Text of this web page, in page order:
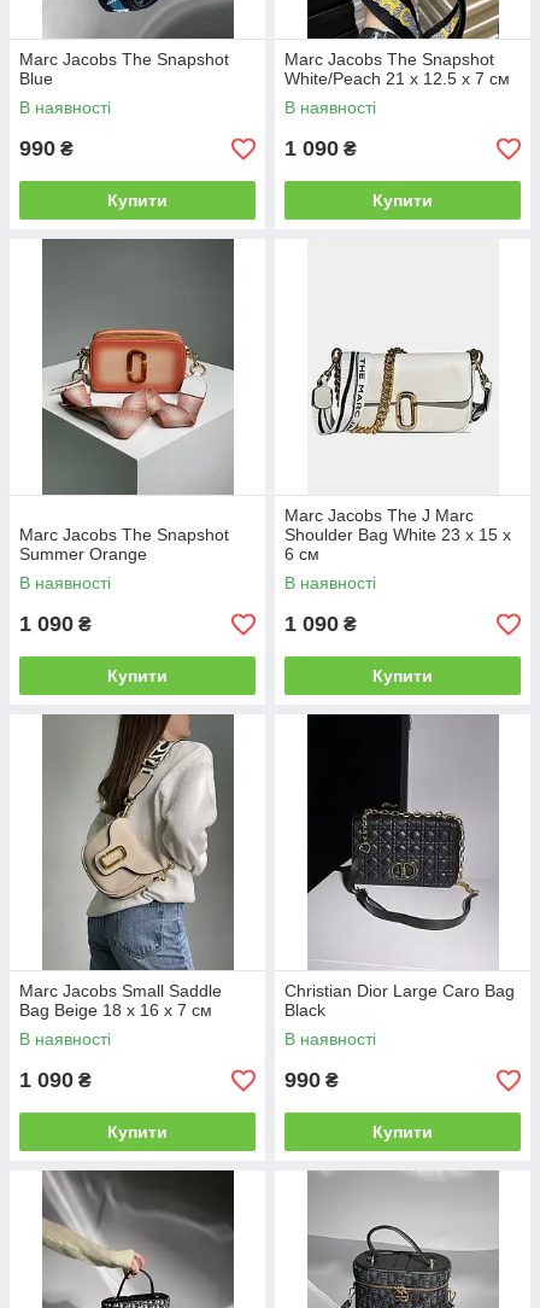
Marc Jacobs The Snapshot
Blue
В наявності
990 ₴
Купити
Marc Jacobs The Snapshot
White/Peach 21 х 12.5 х 7 см
В наявності
1 090 ₴
Купити
Marc Jacobs The Snapshot
Summer Orange
В наявності
1 090 ₴
Купити
Marc Jacobs The J Marc
Shoulder Bag White 23 х 15 х
6 см
В наявності
1 090 ₴
Купити
Marc Jacobs Small Saddle
Bag Beige 18 х 16 х 7 см
В наявності
1 090 ₴
Купити
Christian Dior Large Caro Bag
Black
В наявності
990 ₴
Купити